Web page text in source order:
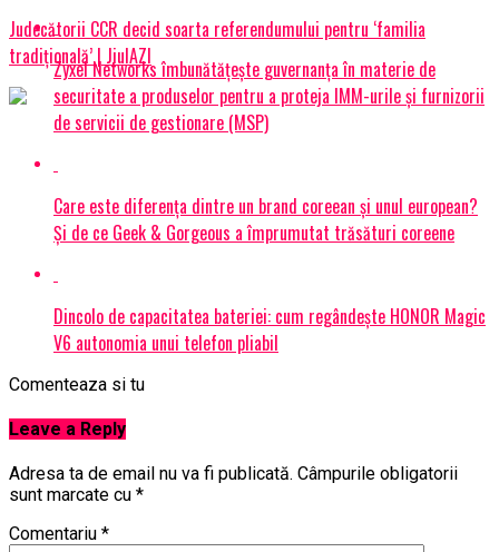
Judecătorii CCR decid soarta referendumului pentru ‘familia
tradițională’ | JiulAZI
Zyxel Networks îmbunătățește guvernanța în materie de
securitate a produselor pentru a proteja IMM-urile și furnizorii
de servicii de gestionare (MSP)
Care este diferența dintre un brand coreean și unul european?
Și de ce Geek & Gorgeous a împrumutat trăsături coreene
Dincolo de capacitatea bateriei: cum regândește HONOR Magic
V6 autonomia unui telefon pliabil
Comenteaza si tu
Leave a Reply
Adresa ta de email nu va fi publicată. Câmpurile obligatorii
sunt marcate cu *
Comentariu *